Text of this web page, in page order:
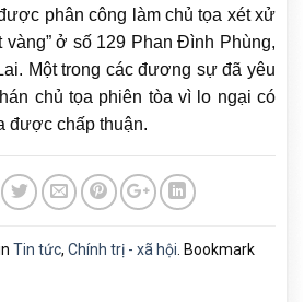
phân công làm chủ tọa xét xử
vàng” ở số 129 Phan Đình Phùng,
Một trong các đương sự đã yêu
chủ tọa phiên tòa vì lo ngại có
được chấp thuận.
Tin tức, Chính trị - xã hội . Bookmark